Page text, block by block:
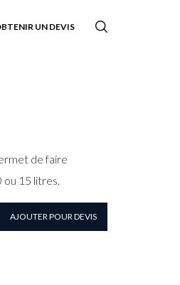
UN DEVIS
de faire
ou 15 litres.
AJOUTER POUR DEVIS